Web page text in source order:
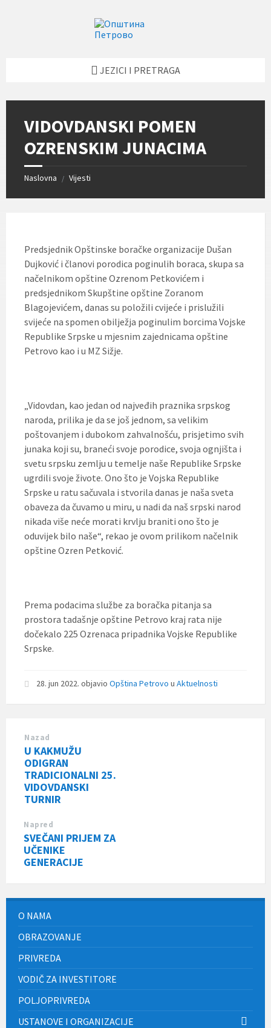
JEZICI I PRETRAGA
VIDOVDANSKI POMEN
OZRENSKIM JUNACIMA
Naslovna / Vijesti
Predsjednik Opštinske boračke organizacije Dušan
Dujković i članovi porodica poginulih boraca, skupa sa
načelnikom opštine Ozrenom Petkovićem i
predsjednikom Skupštine opštine Zoranom
Blagojevićem, danas su položili cvijeće i prislužili
svijeće na spomen obilježja poginulim borcima Vojske
Republike Srpske u mjesnim zajednicama opštine
Petrovo kao i u MZ Sižje.
„Vidovdan, kao jedan od najveđih praznika srpskog
naroda, prilika je da se još jednom, sa velikim
poštovanjem i dubokom zahvalnošću, prisjetimo svih
junaka koji su, braneći svoje porodice, svoja ognjišta i
svetu srpsku zemlju u temelje naše Republike Srpske
ugrdili svoje živote. Ono što je Vojska Republike
Srpske u ratu sačuvala i stvorila danas je naša sveta
obaveza da čuvamo u miru, u nadi da naš srpski narod
nikada više neće morati krvlju braniti ono što je
oduvijek bilo naše“, rekao je ovom prilikom načelnik
opštine Ozren Petković.
Prema podacima službe za boračka pitanja sa
prostora tadašnje opštine Petrovo kraj rata nije
dočekalo 225 Ozrenaca pripadnika Vojske Republike
Srpske.
28. jun 2022. objavio Opština Petrovo u Aktuelnosti
Nazad
U KAKMUŽU
ODIGRAN
TRADICIONALNI 25.
VIDOVDANSKI
TURNIR
Napred
SVEČANI PRIJEM ZA
UČENIKE
GENERACIJE
O NAMA
OBRAZOVANJE
PRIVREDA
VODIČ ZA INVESTITORE
POLJOPRIVREDA
USTANOVE I ORGANIZACIJE